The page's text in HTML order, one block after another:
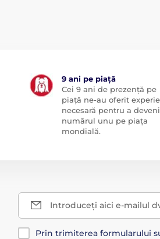
9 ani pe piață
Cei 9 ani de prezență pe
piață ne-au oferit
necesară pentru a deveni
numărul unu pe piața
mondială.
Introduceți aici e-mailul
Prin trimiterea formularului